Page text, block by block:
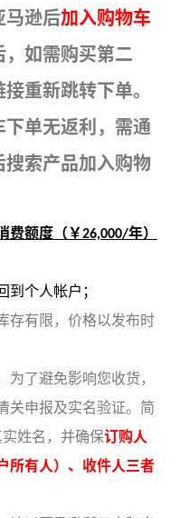
马逊后加入购物车
，如需购买第二
重新跳转下单。
单无返利，需通
搜索产品加入购物
费额度（￥26,000/年）
到个人帐户；
存有限，价格以发布时
为了避免影响您收货，
关申报及实名验证。简
姓名，并确保订购人
所有人）、收件人三者